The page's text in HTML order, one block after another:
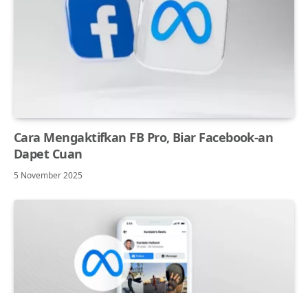
Cara Mengaktifkan FB Pro, Biar Facebook-an
Dapet Cuan
5 November 2025